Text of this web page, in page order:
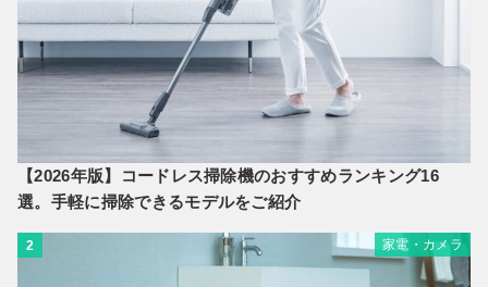
【2026年版】コードレス掃除機のおすすめランキング16
選。手軽に掃除できるモデルをご紹介
2 家電・カメラ